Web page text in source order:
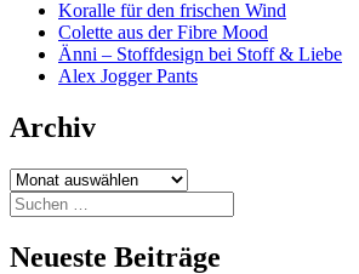
Koralle für den frischen Wind
Colette aus der Fibre Mood
Änni – Stoffdesign bei Stoff & Liebe
Alex Jogger Pants
Archiv
Archiv
Suchen
nach:
Neueste Beiträge